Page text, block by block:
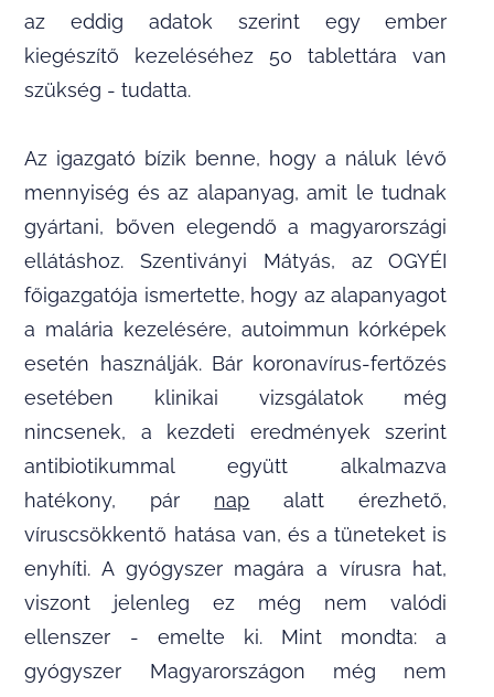
az eddig adatok szerint egy ember
kiegészítő kezeléséhez 50 tablettára van
szükség - tudatta.
Az igazgató bízik benne, hogy a náluk lévő
mennyiség és az alapanyag, amit le tudnak
gyártani, bőven elegendő a magyarországi
ellátáshoz. Szentiványi Mátyás, az OGYÉI
főigazgatója ismertette, hogy az alapanyagot
a malária kezelésére, autoimmun kórképek
esetén használják. Bár koronavírus-fertőzés
esetében klinikai vizsgálatok még
nincsenek, a kezdeti eredmények szerint
antibiotikummal együtt alkalmazva
hatékony, pár nap alatt érezhető,
víruscsökkentő hatása van, és a tüneteket is
enyhíti. A gyógyszer magára a vírusra hat,
viszont jelenleg ez még nem valódi
ellenszer - emelte ki. Mint mondta: a
gyógyszer Magyarországon még nem